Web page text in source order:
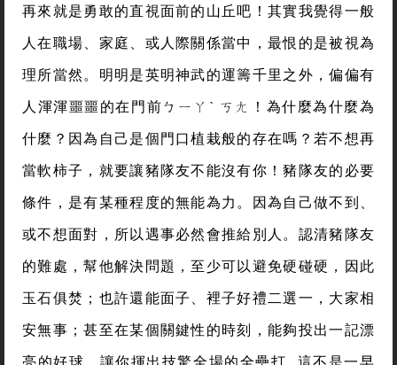
再來就是勇敢的直視面前的山丘吧！其實我覺得一般
人在職場、家庭、或人際關係當中，最恨的是被視為
理所當然。明明是英明神武的運籌千里之外，偏偏有
人渾渾噩噩的在門前ㄅㄧㄚˋ ㄎㄤ！為什麼為什麼為
什麼？因為自己是個門口植栽般的存在嗎？若不想再
當軟柿子，就要讓豬隊友不能沒有你！豬隊友的必要
條件，是有某種程度的無能為力。因為自己做不到、
或不想面對，所以遇事必然會推給別人。認清豬隊友
的難處，幫他解決問題，至少可以避免硬碰硬，因此
玉石俱焚；也許還能面子、裡子好禮二選一，大家相
安無事；甚至在某個關鍵性的時刻，能夠投出一記漂